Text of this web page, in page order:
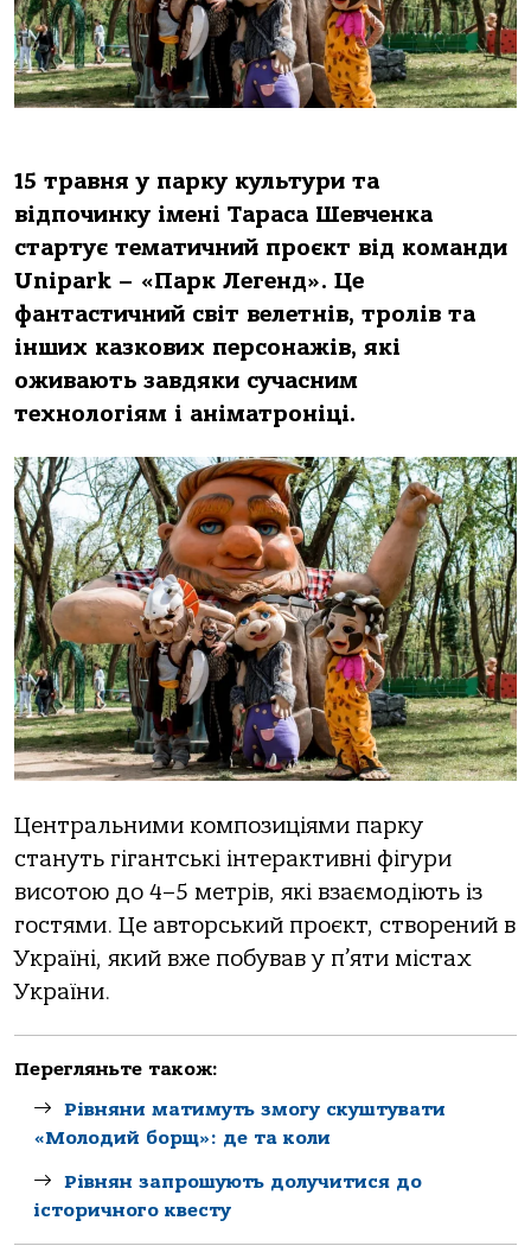
15 травня у парку культури та
відпочинку імені Тараса Шевченка
стартує тематичний проєкт від команди
Unipark – «Парк Легенд». Це
фантастичний світ велетнів, тролів та
інших казкових персонажів, які
оживають завдяки сучасним
технологіям і аніматроніці.
Центральними композиціями парку
стануть гігантські інтерактивні фігури
висотою до 4–5 метрів, які взаємодіють із
гостями. Це авторський проєкт, створений в
Україні, який вже побував у п’яти містах
України.
Перегляньте також:
Рівняни матимуть змогу скуштувати
«Молодий борщ»: де та коли
Рівнян запрошують долучитися до
історичного квесту